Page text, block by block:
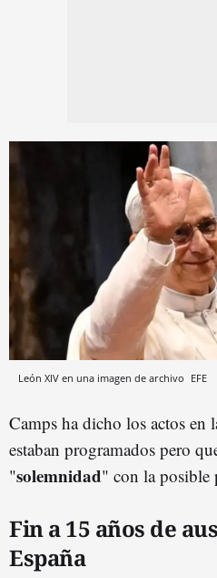
León XIV en una imagen de archivo EFE
Camps ha dicho los actos en
estaban programados pero
"solemnidad" con la posible
Fin a 15 años de
España